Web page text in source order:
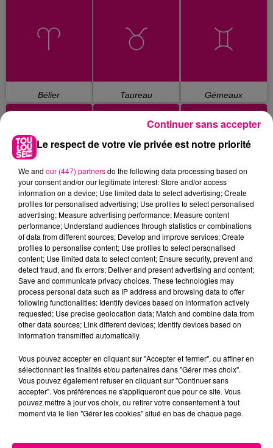
Bélier Taureau Gémeaux
Cancer Lion Vierge
Balance Scorpion Sagittaire
Capricorne Verseau Poissons
Le respect de votre vie privée est notre priorité
We and our (447) partnersdo the following data processing based on
your consent and/or our legitimate interest: Store and/or access
information on a device; Use limited data to select advertising; Create
profiles for personalised advertising; Use profiles to select personalised
advertising; Measure advertising performance; Measure content
performance; Understand audiences through statistics or combinations
of data from different sources; Develop and improve services; Create
profiles to personalise content; Use profiles to select personalised
content; Use limited data to select content; Ensure security, prevent and
detect fraud, and fix errors; Deliver and present advertising and content;
Save and communicate privacy choices. These technologies may
process personal data such as IP address and browsing data to offer
following functionalities: Identify devices based on information actively
requested; Use precise geolocation data; Match and combine data from
other data sources; Link different devices; Identify devices based on
information transmitted automatically.
Vous pouvez accepter en cliquant sur "Accepter et fermer", ou affiner en
sélectionnant les finalités et/ou partenaires dans "Gérer mes choix".
Vous pouvez également refuser en cliquant sur "Continuer sans
accepter". Vos préférences ne s'appliqueront que pour ce site. Vous
pouvez mettre à jour vos choix, ou retirer votre consentement à tout
moment via le lien "Gérer les cookies" situé en bas de chaque page.
Continuer sans accepter